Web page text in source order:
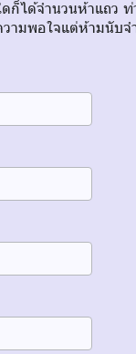
ก็ได้จำนวนห้าแถว
ามพอใจแต่ห้ามนับจ